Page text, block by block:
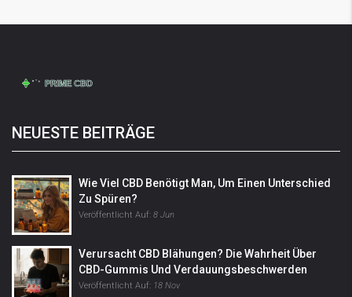
NEUESTE BEITRÄGE
Wie Viel CBD Benötigt Man, Um Einen Unterschied
Zu Spüren?
Veröffentlicht Auf: 8 Jun
Verursacht CBD Blähungen? Die Wahrheit Über
CBD-Gummis Und Verdauungsbeschwerden
Veröffentlicht Auf: 18 Nov